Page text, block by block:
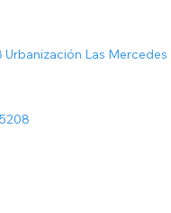
Urbanización Las Mercedes